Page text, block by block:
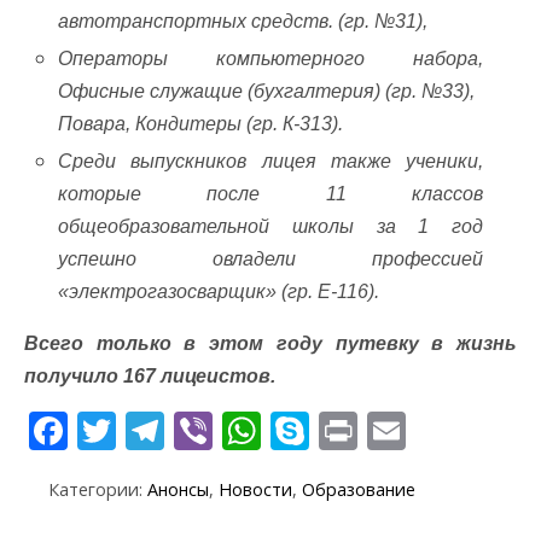
автотранспортных средств. (гр. №31),
Операторы компьютерного набора,
Офисные служащие (бухгалтерия) (гр. №33),
Повара, Кондитеры (гр. К-313).
Среди выпускников лицея также ученики,
которые после 11 классов
общеобразовательной школы за 1 год
успешно овладели профессией
«электрогазосварщик» (гр. Е-116).
Всего только в этом году путевку в жизнь
получило 167 лицеистов.
F
e
T
itt
T
e
Vi
er
W
at
S
k
y
Pr
t ai
Категории: Анонсы, Новости, Образование